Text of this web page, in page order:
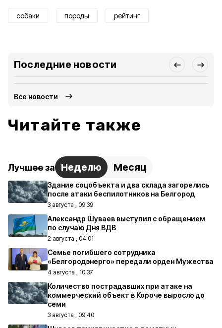
собаки породы рейтинг
Последние новости
Все новости
Читайте также
Лучшее за Неделю Месяц
Здание соцобъекта и два склада загорелись
после атаки беспилотников на Белгород
3 августа , 09:39
Александр Шуваев выступил с обращением
по случаю Дня ВДВ
2 августа , 04:01
Семье погибшего сотрудника
«Белгородэнерго» передали орден Мужества
4 августа , 10:37
Количество пострадавших при атаке на
коммерческий объект в Короче выросло до
семи
3 августа , 09:40